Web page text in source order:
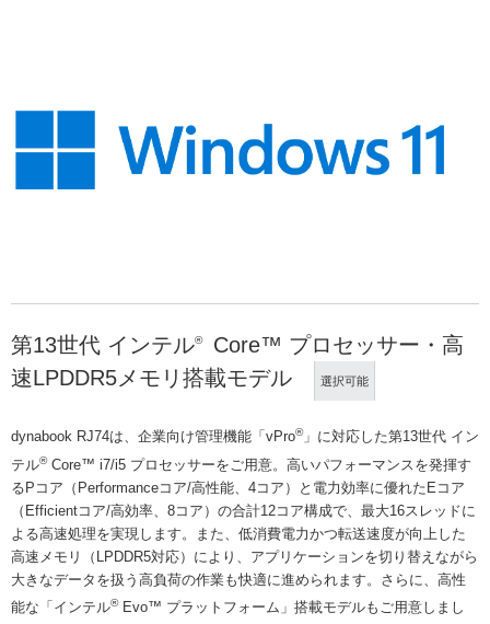
第13世代 インテル®Core™ プロセッサー・高
速LPDDR5メモリ搭載モデル
選択可能
dynabook RJ74は、企業向け管理機能「vPro®」に対応した第13世代 イン
テル®Core™ i7/i5 プロセッサーをご用意。高いパフォーマンスを発揮す
るPコア（Performanceコア/高性能、4コア）と電力効率に優れたEコア
（Efficientコア/高効率、8コア）の合計12コア構成で、最大16スレッドに
よる高速処理を実現します。また、低消費電力かつ転送速度が向上した
高速メモリ（LPDDR5対応）により、アプリケーションを切り替えながら
大きなデータを扱う高負荷の作業も快適に進められます。さらに、高性
能な「インテル®Evo™ プラットフォーム」搭載モデルもご用意しまし